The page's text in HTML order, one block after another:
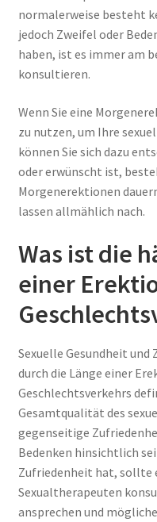
normalerweise besteht
jedoch Zweifel oder
haben, ist es immer am
konsultieren.
Wenn Sie eine
zu nutzen, um Ihre
können Sie sich dazu
oder erwünscht ist,
Morgenerektionen
lassen allmählich nach.
Was ist die
einer
Sexuelle Gesundheit
durch die Länge einer
Geschlechtsverkehrs
Gesamtqualität des
gegenseitige
Bedenken hinsichtlich
Zufriedenheit hat, sollte
Sexualtherapeuten
ansprechen und